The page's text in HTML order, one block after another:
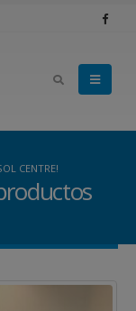
CENTRE!